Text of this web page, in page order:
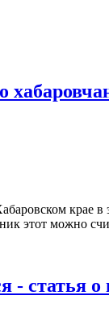
крае в
этот можно
- статья